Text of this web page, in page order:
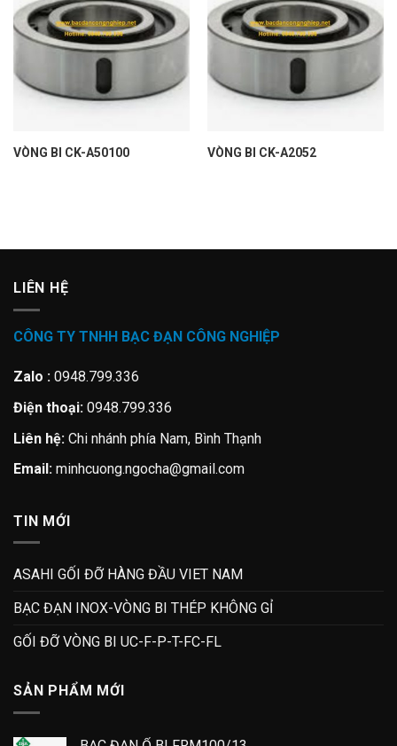
VÒNG BI CK-A50100 VÒNG BI CK-A2052
LIÊN HỆ
CÔNG TY TNHH BẠC ĐẠN CÔNG NGHIỆP
Zalo : 0948.799.336
Điện thoại: 0948.799.336
Liên hệ: Chi nhánh phía Nam, Bình Thạnh
Email: minhcuong.ngocha@gmail.com
TIN MỚI
ASAHI GỐI ĐỠ HÀNG ĐẦU VIET NAM
BẠC ĐẠN INOX-VÒNG BI THÉP KHÔNG GỈ
GỐI ĐỠ VÒNG BI UC-F-P-T-FC-FL
SẢN PHẨM MỚI